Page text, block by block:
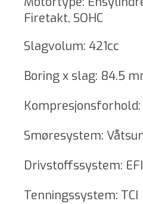
Firetakt, SOHC
Slagvolum: 421cc
Boring x slag: 84.5
Kompresjonsforhold:
Smøresystem:
Drivstoffssystem:
Tenningssystem: TCI